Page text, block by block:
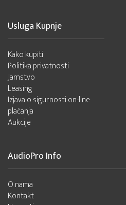
Usluga Kupnje
Kako kupiti
Politika privatnosti
Jamstvo
Leasing
Izjava o sigurnosti on-line
plaćanja
Aukcije
AudioPro Info
O nama
Kontakt